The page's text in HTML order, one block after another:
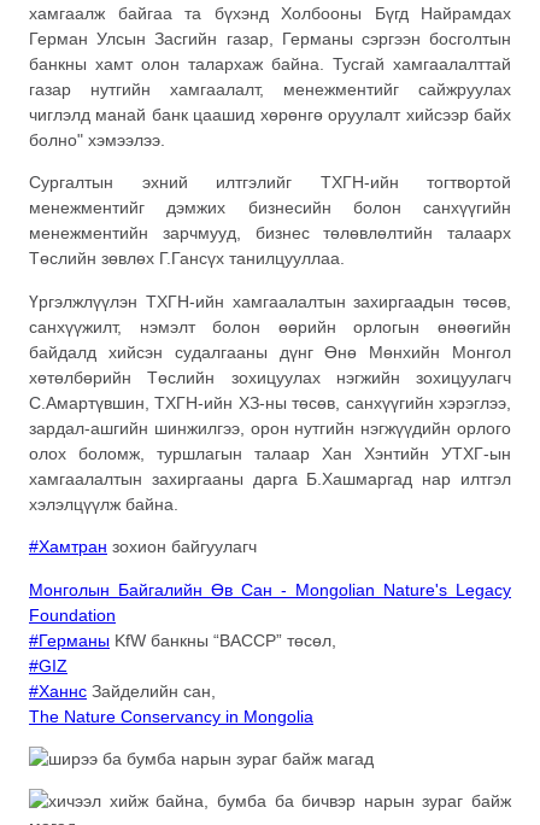
хамгаалж байгаа та бүхэнд Холбооны Бүгд Найрамдах
Герман Улсын Засгийн газар, Германы сэргээн босголтын
банкны хамт олон талархаж байна. Тусгай хамгаалалттай
газар нутгийн хамгаалалт, менежментийг сайжруулах
чиглэлд манай банк цаашид хөрөнгө оруулалт хийсээр байх
болно" хэмээлээ.
Сургалтын эхний илтгэлийг ТХГН-ийн тогтвортой
менежментийг дэмжих бизнесийн болон санхүүгийн
менежментийн зарчмууд, бизнес төлөвлөлтийн талаарх
Төслийн зөвлөх Г.Гансүх танилцууллаа.
Үргэлжлүүлэн ТХГН-ийн хамгаалалтын захиргаадын төсөв,
санхүүжилт, нэмэлт болон өөрийн орлогын өнөөгийн
байдалд хийсэн судалгааны дүнг Өнө Мөнхийн Монгол
хөтөлбөрийн Төслийн зохицуулах нэгжийн зохицуулагч
С.Амартүвшин, ТХГН-ийн ХЗ-ны төсөв, санхүүгийн хэрэглээ,
зардал-ашгийн шинжилгээ, орон нутгийн нэгжүүдийн орлого
олох боломж, туршлагын талаар Хан Хэнтийн УТХГ-ын
хамгаалалтын захиргааны дарга Б.Хашмаргад нар илтгэл
хэлэлцүүлж байна.
#Хамтран зохион байгуулагч
Монголын Байгалийн Өв Сан - Mongolian Nature's Legacy
Foundation
#Германы KfW банкны “BACCP” төсөл,
#GIZ
#Ханнс Зайделийн сан,
The Nature Conservancy in Mongolia